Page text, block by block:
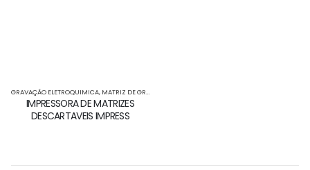
GRAVAÇÃO ELETROQUIMICA, MATRIZ DE GRAVAÇÃO
IMPRESSORA DE MATRIZES
DESCARTAVEIS IMPRESS